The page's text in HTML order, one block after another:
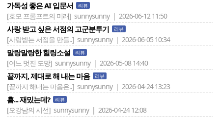
가독성 좋은 AI 입문서 리뷰
[호모 프롬프트의 미래] sunnysunny | 2026-06-12 11:50
사랑 받고 싶은 서점의 고군분투기 리뷰
[사랑받는 서점을 만들..] sunnysunny | 2026-06-05 10:34
말랑말랑한 힐링소설 리뷰
[어느 멋진 도망] sunnysunny | 2026-05-08 14:40
끝까지, 제대로 해 내는 마음 리뷰
[끝까지 해내는 마음은..] sunnysunny | 2026-04-24 13:23
흠... 재밌는데? 리뷰
[오강남의 시선] sunnysunny | 2026-04-24 12:08